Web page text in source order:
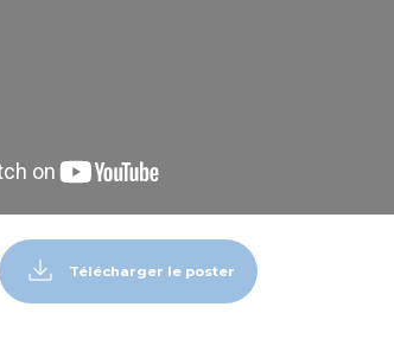
Télécharger le poster